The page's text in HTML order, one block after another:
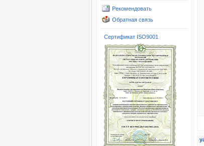
Рекомендовать
Обратная связь
Сертификат ISO9001